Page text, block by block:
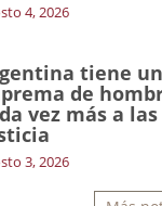
4, 2026
tiene
de
vez más a
3, 2026